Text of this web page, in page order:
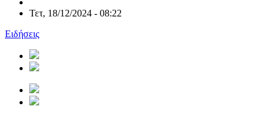
Τετ, 18/12/2024 - 08:22
Ειδήσεις